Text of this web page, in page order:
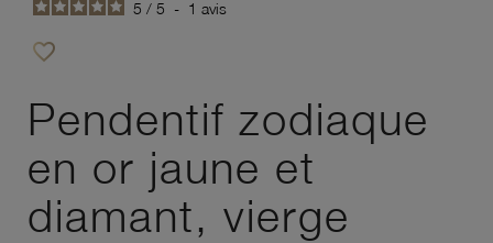
5 / 5 - 1 avis
favorite_border
Pendentif zodiaque
en or jaune et
diamant, vierge